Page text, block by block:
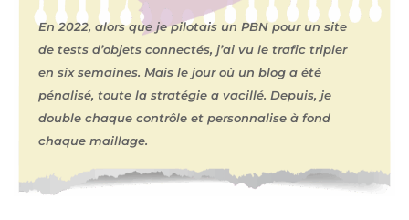
En 2022, alors que je pilotais un PBN pour un site
de tests d’objets connectés, j’ai vu le trafic tripler
en six semaines. Mais le jour où un blog a été
pénalisé, toute la stratégie a vacillé. Depuis, je
double chaque contrôle et personnalise à fond
chaque maillage.